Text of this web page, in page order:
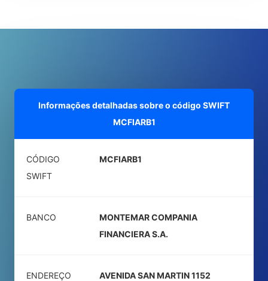
Informações detalhadas sobre o código SWIFT
MCFIARB1
CÓDIGO
SWIFT
MCFIARB1
BANCO
MONTEMAR COMPANIA
FINANCIERA S.A.
ENDEREÇO AVENIDA SAN MARTIN 1152